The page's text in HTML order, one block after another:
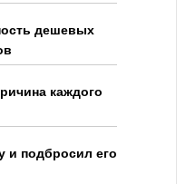
дешевых
каждого
и подбросил его